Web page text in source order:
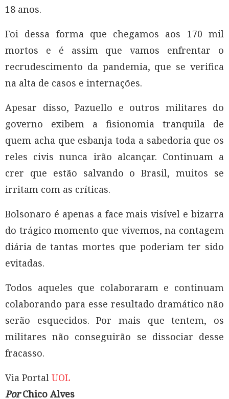
18 anos.
Foi dessa forma que chegamos aos 170 mil
mortos e é assim que vamos enfrentar o
recrudescimento da pandemia, que se verifica
na alta de casos e internações.
Apesar disso, Pazuello e outros militares do
governo exibem a fisionomia tranquila de
quem acha que esbanja toda a sabedoria que os
reles civis nunca irão alcançar. Continuam a
crer que estão salvando o Brasil, muitos se
irritam com as críticas.
Bolsonaro é apenas a face mais visível e bizarra
do trágico momento que vivemos, na contagem
diária de tantas mortes que poderiam ter sido
evitadas.
Todos aqueles que colaboraram e continuam
colaborando para esse resultado dramático não
serão esquecidos. Por mais que tentem, os
militares não conseguirão se dissociar desse
fracasso.
Via Portal UOL
PorChico Alves